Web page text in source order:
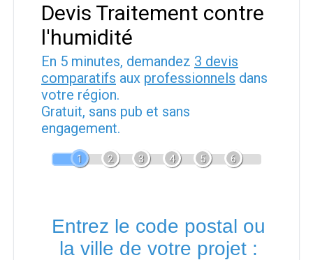
Devis Traitement contre
l'humidité
En 5 minutes, demandez 3 devis
comparatifs aux professionnels dans
votre région.
Gratuit, sans pub et sans
engagement.
1 2 3 4 5 6
Entrez le code postal ou
la ville de votre projet :